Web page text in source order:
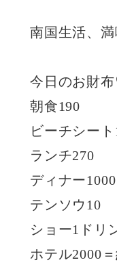
南国生活、満
今日のお財
朝食190
ビーチシート
ランチ270
ディナー1000
テンソウ10
ショー1ドリ
ホテル2000